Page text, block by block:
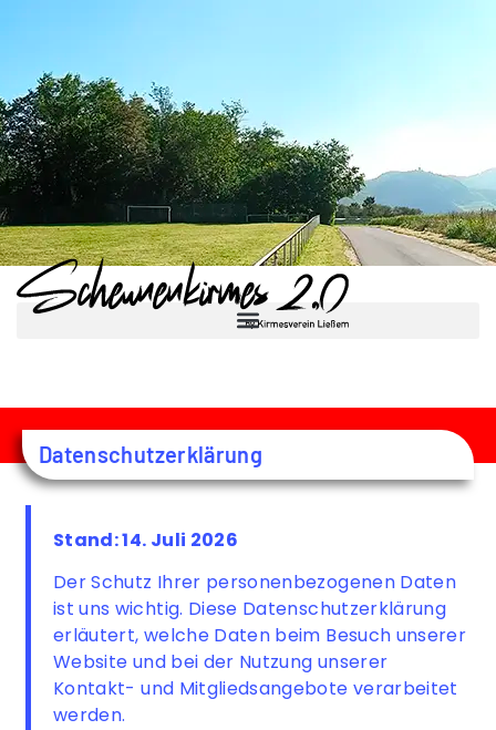
Datenschutzerklärung
Stand: 14. Juli 2026
Der Schutz Ihrer personenbezogenen Daten
ist uns wichtig. Diese Datenschutzerklärung
erläutert, welche Daten beim Besuch unserer
Website und bei der Nutzung unserer
Kontakt- und Mitgliedsangebote verarbeitet
werden.